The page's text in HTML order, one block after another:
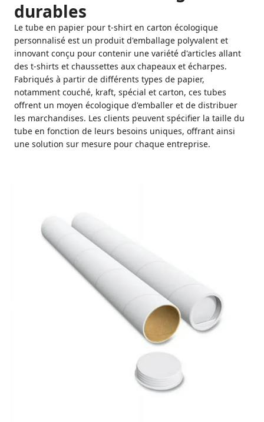
durables
Le tube en papier pour t-shirt en carton écologique
personnalisé est un produit d'emballage polyvalent et
innovant conçu pour contenir une variété d'articles allant
des t-shirts et chaussettes aux chapeaux et écharpes.
Fabriqués à partir de différents types de papier,
notamment couché, kraft, spécial et carton, ces tubes
offrent un moyen écologique d'emballer et de distribuer
les marchandises. Les clients peuvent spécifier la taille du
tube en fonction de leurs besoins uniques, offrant ainsi
une solution sur mesure pour chaque entreprise.